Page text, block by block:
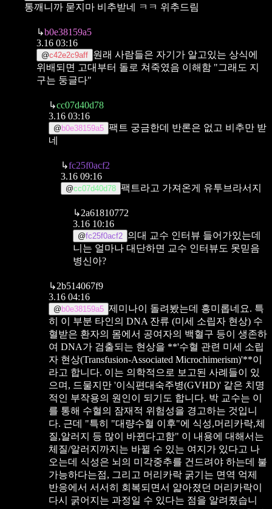
통깨니까 묻지마 비추받네 ㅋㅋ 위추드림
↳b0e38159a5
3.16 03:16
@c42e2c9aff 원래 사람들은 자기가 알고있는 상식에
위배되면 고대부터 돌로 쳐죽였음 이해함 "그래도 지
구는 둥글다"
↳cc07d40d78
3.16 03:16
@ b0e38159a5 팩트 궁금한데 반론은 없고 비추만 받
네
↳fc25f0acf2
3.16 09:16
@cc07d40d78 팩트라고 가져온게 유투브라서지
↳2a61810772
3.16 10:16
@fc25f0acf2 의대 교수 인터뷰 들어가있는데
니는 얼마나 대단하면 교수 인터뷰도 못믿음
병신아?
↳2b514067f9
3.16 04:16
@ b0e38159a5 제미나이 돌려봤는데 흥미롭네요. 특
히 이 부분 타인의 DNA 잔류 (미세 소립자 현상) 수
혈받은 환자의 몸에서 공여자의 백혈구 등이 생존하
여 DNA가 검출되는 현상을 **'수혈 관련 미세 소립
자 현상(Transfusion-Associated Microchimerism)'**이
라고 합니다. 이는 의학적으로 보고된 사례들이 있
으며, 드물지만 '이식편대숙주병(GVHD)' 같은 치명
적인 부작용의 원인이 되기도 합니다. 박 교수는 이
를 통해 수혈의 잠재적 위험성을 경고하는 것입니
다. 근데 "특히 "대량수혈 이후"에 식성,머리카락,체
질,알러지 등 많이 바뀐다고함" 이 내용에 대해서는
체질/알러지까지는 바뀔 수 있는 여지가 있다고 나
오는데 식성은 뇌의 미각중추를 건드려야 하는데 불
가능하다는점, 그리고 머리카락 굵기는 면역 억제
반응에서 서서히 회복되면서 얇아졌던 머리카락이
다시 굵어지는 과정일 수 있다는 점을 알려줬습니